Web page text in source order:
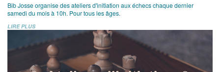
Bib Josse organise des ateliers d'initiation aux échecs chaque dernier
samedi du mois à 10h. Pour tous les âges.
LIRE PLUS